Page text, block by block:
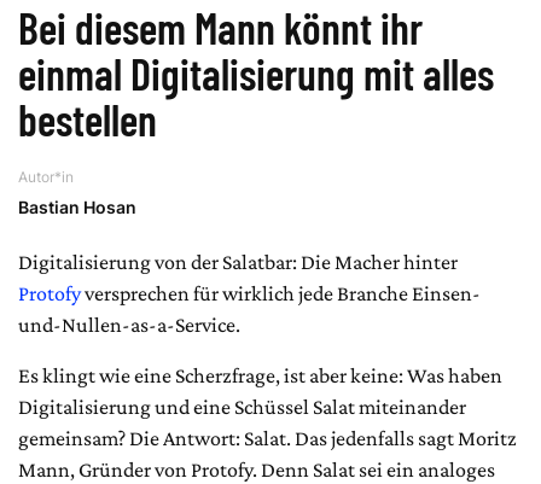
Bei diesem Mann könnt ihr
einmal Digitalisierung mit alles
bestellen
Autor*in
Bastian Hosan
Digitalisierung von der Salatbar: Die Macher hinter
Protofyversprechen für wirklich jede Branche Einsen-
und-Nullen-as-a-Service.
Es klingt wie eine Scherzfrage, ist aber keine: Was haben
Digitalisierung und eine Schüssel Salat miteinander
gemeinsam? Die Antwort: Salat. Das jedenfalls sagt Moritz
Mann, Gründer von Protofy. Denn Salat sei ein analoges